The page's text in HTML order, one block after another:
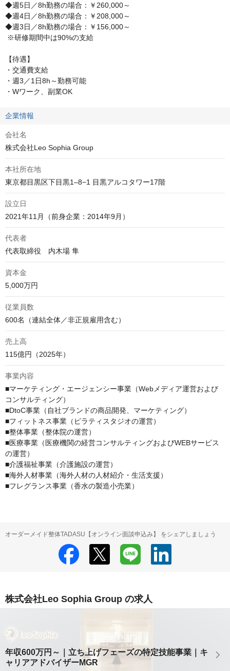
◆週5日／8h勤務の場合：￥260,000～
◆週4日／8h勤務の場合：￥208,000～
◆週3日／8h勤務の場合：￥156,000～
※研修期間中は90%の支給
【待遇】
・交通費支給
・週3／1日8h～勤務可能
・Wワーク、副業OK
企業情報
会社名
株式会社Leo Sophia Group
本社所在地
設立日
代表者
資本金
5,000万円
従業員数
600名（連結全体／非正規雇用含む）
売上高
115億円（2025年）
事業内容
■マーケティング・エージェンシー事業（Webメディア運営および
コンサルティング）
■DtoC事業（自社ブランドの商品開発、マーケティング）
■フィットネス事業（ピラティスタジオの運営）
■整体事業（整体院の運営）
■医療事業（医療機関の経営コンサルティングおよびWEBサービス
の運営）
■介護福祉事業（介護施設の運営）
■海外人材事業（海外人材の人材紹介・生活支援）
■フレグランス事業（香水の製造小売業）
オーダーメイド整体TADASU【オンライン面談申込み】 をシェアしましょう
株式会社Leo Sophia Group の求人
年収600万円～｜立ち上げフェーズの特定技能事業｜キ
ャリアアドバイザーMGR